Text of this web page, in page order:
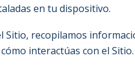
en tu dispositivo.
Sitio, recopilamos
interactúas con el